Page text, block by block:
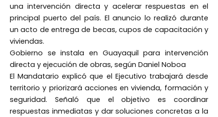
una intervención directa y acelerar respuestas en el
principal puerto del país. El anuncio lo realizó durante
un acto de entrega de becas, cupos de capacitación y
viviendas.
Gobierno se instala en Guayaquil para intervención
directa y ejecución de obras, según Daniel Noboa
El Mandatario explicó que el Ejecutivo trabajará desde
territorio y priorizará acciones en vivienda, formación y
seguridad. Señaló que el objetivo es coordinar
respuestas inmediatas y dar soluciones concretas a la